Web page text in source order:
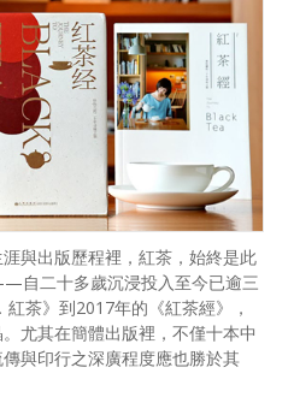
與出版歷程裡，紅茶，始終是此
自二十多歲沉浸投入至今已逾三
茶》到2017年的《紅茶經》，
尤其在簡體出版裡，不僅十本中
與印行之深廣程度應也勝於其